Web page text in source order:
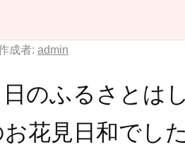
成者: admin
のふるさとは
花見日和でし